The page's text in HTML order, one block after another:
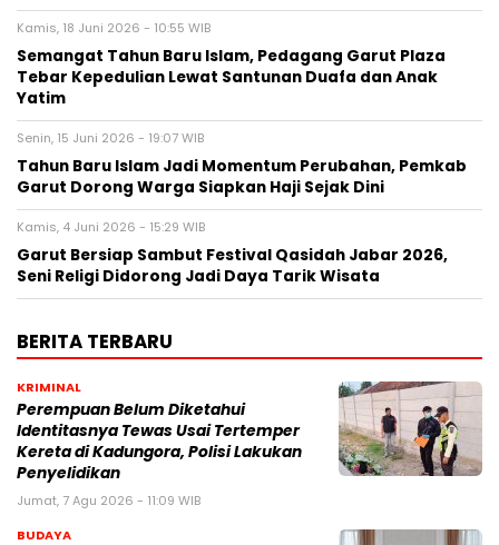
Kamis, 18 Juni 2026 - 10:55 WIB
Semangat Tahun Baru Islam, Pedagang Garut Plaza
Tebar Kepedulian Lewat Santunan Duafa dan Anak
Yatim
Senin, 15 Juni 2026 - 19:07 WIB
Tahun Baru Islam Jadi Momentum Perubahan, Pemkab
Garut Dorong Warga Siapkan Haji Sejak Dini
Kamis, 4 Juni 2026 - 15:29 WIB
Garut Bersiap Sambut Festival Qasidah Jabar 2026,
Seni Religi Didorong Jadi Daya Tarik Wisata
BERITA TERBARU
KRIMINAL
Perempuan Belum Diketahui
Identitasnya Tewas Usai Tertemper
Kereta di Kadungora, Polisi Lakukan
Penyelidikan
Jumat, 7 Agu 2026 - 11:09 WIB
BUDAYA